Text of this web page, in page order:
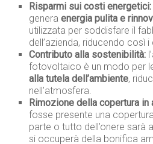
Risparmi sui costi energetici:
generaenergia pulita e
utilizzata per soddisfare il
dell’azienda, riducendo così
Contributo alla sostenibilità:
fotovoltaico è un modo per
alla tutela dell’ambiente,
nell’atmosfera.
Rimozione della copertura in
fosse presente una
parte o tutto dell’onere sarà
si occuperà della bonifica